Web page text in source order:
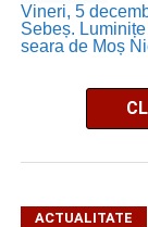
Vineri, 5
Sebeș.
seara de Moș
ACTUALITATE